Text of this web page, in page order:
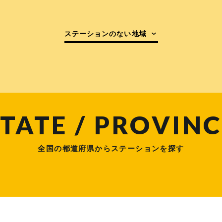
ステーションのない地域
/
全国の都道府県からステーションを探す